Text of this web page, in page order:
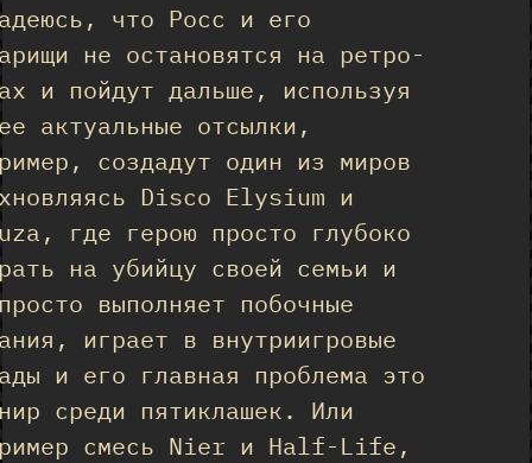
что Росс и его
не остановятся на ретро-
и пойдут дальше, используя
актуальные отсылки,
создадут один из миров
Disco Elysium и
где герою просто глубоко
на убийцу своей семьи и
выполняет побочные
играет в внутриигровые
и его главная проблема это
среди пятиклашек. Или
смесь Nier и Half-Life,